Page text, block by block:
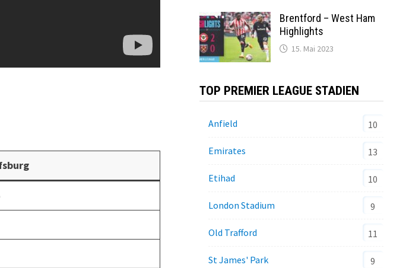
Brentford – West Ham
Highlights
15. Mai 2023
TOP PREMIER LEAGUE STADIEN
Anfield 10
Emirates 13
Etihad 10
London Stadium 9
Old Trafford 11
St James' Park 9